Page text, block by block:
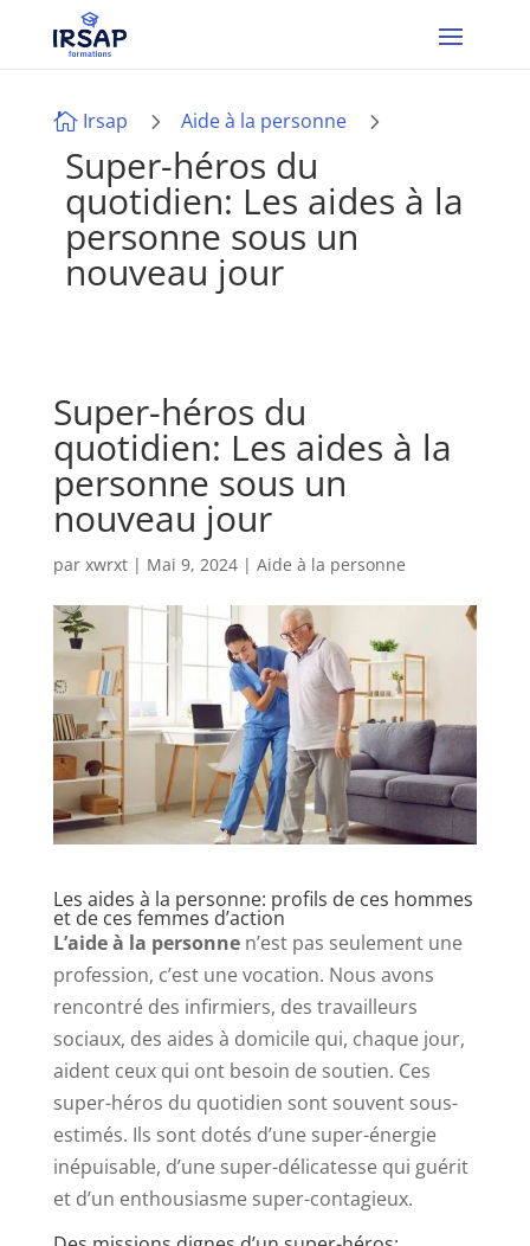
 Irsap 5 Aide à la personne 5
Super-héros du
quotidien: Les aides à la
personne sous un
nouveau jour
Super-héros du
quotidien: Les aides à la
personne sous un
nouveau jour
par xwrxt| Mai 9, 2024| Aide à la personne
Les aides à la personne: profils de ces hommes
et de ces femmes d’action
L’aide à la personnen’est pas seulement une
profession, c’est une vocation. Nous avons
rencontré des infirmiers, des travailleurs
sociaux, des aides à domicile qui, chaque jour,
aident ceux qui ont besoin de soutien. Ces
super-héros du quotidien sont souvent sous-
estimés. Ils sont dotés d’une super-énergie
inépuisable, d’une super-délicatesse qui guérit
et d’un enthousiasme super-contagieux.